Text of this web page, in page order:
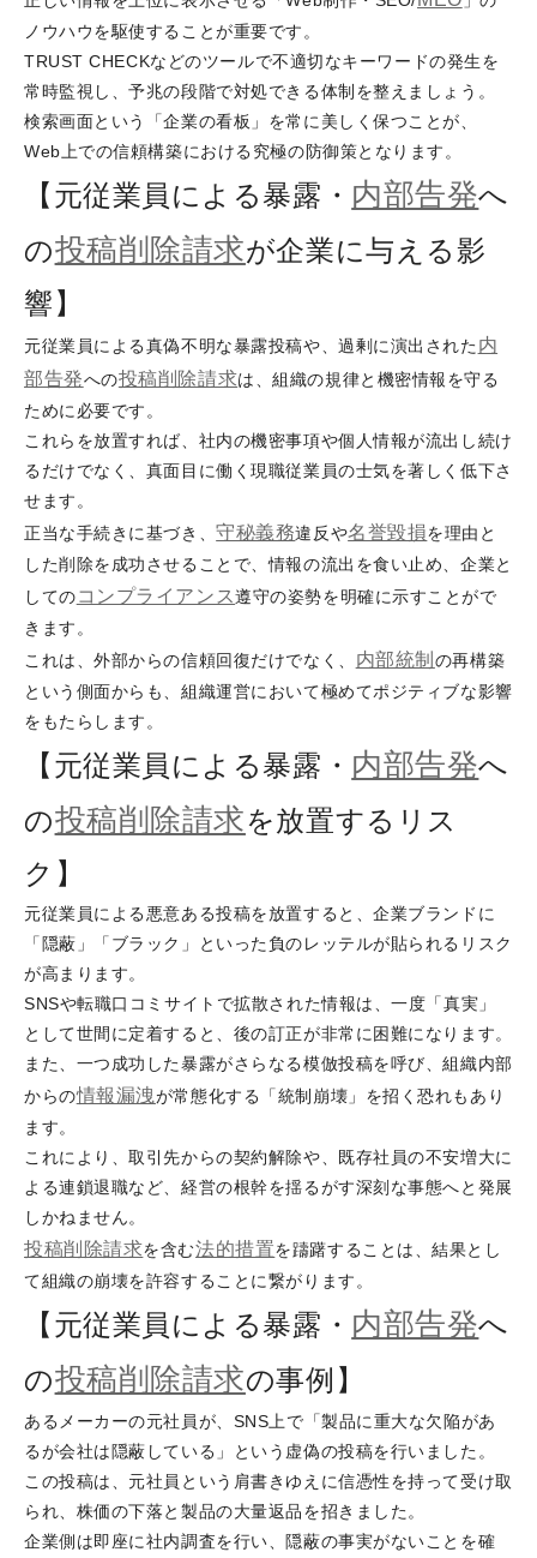
ノウハウを駆使することが重要です。
TRUST CHECKなどのツールで不適切なキーワードの発生を
常時監視し、予兆の段階で対処できる体制を整えましょう。
検索画面という「企業の看板」を常に美しく保つことが、
Web上での信頼構築における究極の防御策となります。
【元従業員による暴露・ 内部告発へ
の投稿削除請求が企業に与える影
響】
元従業員による真偽不明な暴露投稿や、過剰に演出された内
部告発への投稿削除請求は、組織の規律と機密情報を守る
ために必要です。
これらを放置すれば、社内の機密事項や個人情報が流出し続け
るだけでなく、真面目に働く現職従業員の士気を著しく低下さ
せます。
正当な手続きに基づき、守秘義務違反や名誉毀損を理由と
した削除を成功させることで、情報の流出を食い止め、企業と
してのコンプライアンス遵守の姿勢を明確に示すことがで
きます。
これは、外部からの信頼回復だけでなく、 内部統制 の再構築
という側面からも、組織運営において極めてポジティブな影響
をもたらします。
【元従業員による暴露・ 内部告発へ
の投稿削除請求を放置するリス
ク】
元従業員による悪意ある投稿を放置すると、企業ブランドに
「隠蔽」「ブラック」といった負のレッテルが貼られるリスク
が高まります。
SNSや転職口コミサイトで拡散された情報は、一度「真実」
として世間に定着すると、後の訂正が非常に困難になります。
また、一つ成功した暴露がさらなる模倣投稿を呼び、組織内部
からの情報漏洩が常態化する「統制崩壊」を招く恐れもあり
ます。
これにより、取引先からの契約解除や、既存社員の不安増大に
よる連鎖退職など、経営の根幹を揺るがす深刻な事態へと発展
しかねません。
投稿削除請求を含む法的措置を躊躇することは、結果とし
て組織の崩壊を許容することに繋がります。
【元従業員による暴露・ 内部告発へ
の投稿削除請求の事例】
あるメーカーの元社員が、SNS上で「製品に重大な欠陥があ
るが会社は隠蔽している」という虚偽の投稿を行いました。
この投稿は、元社員という肩書きゆえに信憑性を持って受け取
られ、株価の下落と製品の大量返品を招きました。
企業側は即座に社内調査を行い、隠蔽の事実がないことを確